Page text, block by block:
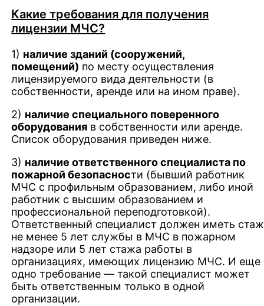
Какие требования для получения
лицензии МЧС?
1) наличие зданий (сооружений,
помещений) по месту осуществления
лицензируемого вида деятельности (в
собственности, аренде или на ином праве).
2) наличие специального поверенного
оборудования в собственности или аренде.
Список оборудования приведен ниже.
3) наличие ответственного специалиста по
пожарной безопасности (бывший работник
МЧС с профильным образованием, либо иной
работник с высшим образованием и
профессиональной переподготовкой).
Ответственный специалист должен иметь стаж
не менее 5 лет службы в МЧС в пожарном
надзоре или 5 лет стажа работы в
организациях, имеющих лицензию МЧС. И еще
одно требование — такой специалист может
быть ответственным только в одной
организации.